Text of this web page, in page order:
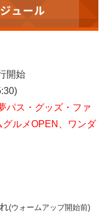
開始
ス・グッズ・ファ
グルメOPEN、ワンダ
(ウォームアップ開始前)